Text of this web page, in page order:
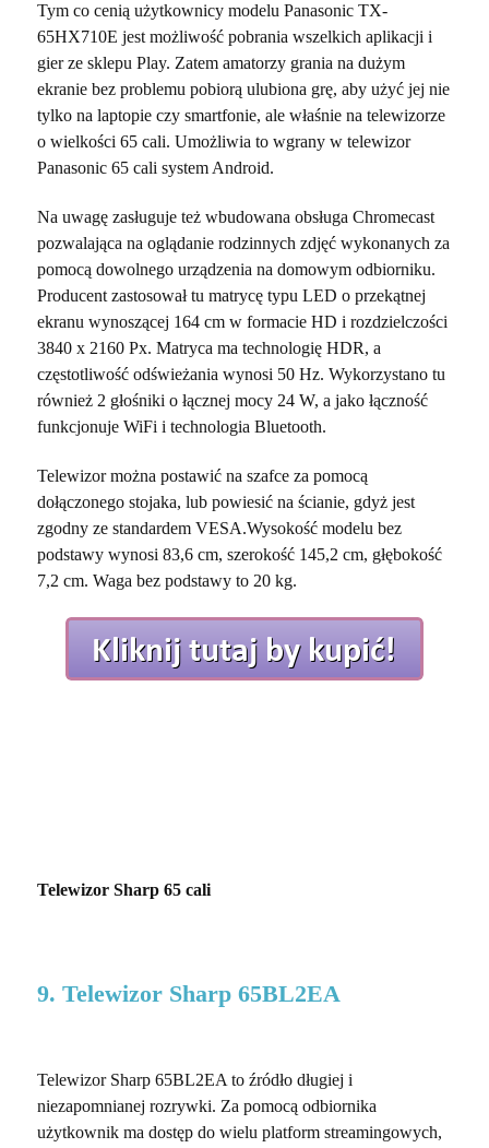
Tym co cenią użytkownicy modelu Panasonic TX-
65HX710E jest możliwość pobrania wszelkich aplikacji i
gier ze sklepu Play. Zatem amatorzy grania na dużym
ekranie bez problemu pobiorą ulubiona grę, aby użyć jej nie
tylko na laptopie czy smartfonie, ale właśnie na telewizorze
o wielkości 65 cali. Umożliwia to wgrany w telewizor
Panasonic 65 cali system Android.
Na uwagę zasługuje też wbudowana obsługa Chromecast
pozwalająca na oglądanie rodzinnych zdjęć wykonanych za
pomocą dowolnego urządzenia na domowym odbiorniku.
Producent zastosował tu matrycę typu LED o przekątnej
ekranu wynoszącej 164 cm w formacie HD i rozdzielczości
3840 x 2160 Px. Matryca ma technologię HDR, a
częstotliwość odświeżania wynosi 50 Hz. Wykorzystano tu
również 2 głośniki o łącznej mocy 24 W, a jako łączność
funkcjonuje WiFi i technologia Bluetooth.
Telewizor można postawić na szafce za pomocą
dołączonego stojaka, lub powiesić na ścianie, gdyż jest
zgodny ze standardem VESA.Wysokość modelu bez
podstawy wynosi 83,6 cm, szerokość 145,2 cm, głębokość
7,2 cm. Waga bez podstawy to 20 kg.
Telewizor Sharp 65 cali
9. Telewizor Sharp 65BL2EA
Telewizor Sharp 65BL2EA to źródło długiej i
niezapomnianej rozrywki. Za pomocą odbiornika
użytkownik ma dostęp do wielu platform streamingowych,